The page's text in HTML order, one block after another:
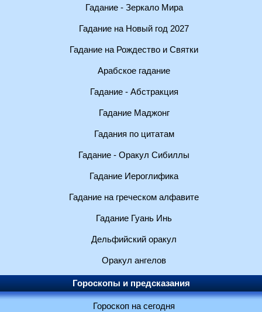
Гадание - Зеркало Мира
Гадание на Новый год 2027
Гадание на Рождество и Святки
Арабское гадание
Гадание - Абстракция
Гадание Маджонг
Гадания по цитатам
Гадание - Оракул Сибиллы
Гадание Иероглифика
Гадание на греческом алфавите
Гадание Гуань Инь
Дельфийский оракул
Оракул ангелов
Гороскопы и предсказания
Гороскоп на сегодня